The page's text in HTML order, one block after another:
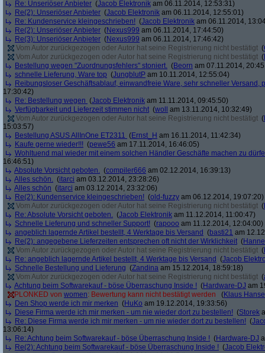
Re: Unseriöser Anbieter (Jacob Elektronik am 06.11.2014, 12:53:31)
Re(2): Unseriöser Anbieter (Jacob Elektronik am 06.11.2014, 12:55:01)
Re: Kundenservice kleingeschrieben! (Jacob Elektronik am 06.11.2014,
Re(2): Unseriöser Anbieter (Nexus999 am 06.11.2014, 17:44:50)
Re(3): Unseriöser Anbieter (Nexus999 am 06.11.2014, 17:46:42)
Vom Autor zurückgezogen oder Autor hat seine Registrierung nicht bestätigt (
Vom Autor zurückgezogen oder Autor hat seine Registrierung nicht bestätigt (
Bestellung wegen "Zuordnungsfehlers" stoniert. (Beorn am 07.11.2014,
schnelle Lieferung, Ware top (JungblutP am 10.11.2014, 12:55:04)
Reibungsloser Geschäftsablauf, einwandfreie Ware, sehr schneller Versand,
17:30:42)
Re: Bestellung wegen (Jacob Elektronik am 11.11.2014, 09:45:50)
Verfügbarkeit und Lieferzeit stimmen nicht (woll
am 13.11.2014, 10:32:49)
Vom Autor zurückgezogen oder Autor hat seine Registrierung nicht bestätigt (
15:03:57)
Bestellung ASUS AllInOne ET2311 (Ernst_H am 16.11.2014, 11:42:34)
Kaufe gerne wieder!!! (pewe56 am 17.11.2014, 16:46:05)
Wohltuend mal wieder mit einem solchen Händler Geschäfte machen zu
16:46:51)
Absolute Vorsicht geboten. (compiler666 am 02.12.2014, 16:39:13)
Alles schön. (itarci am 03.12.2014, 23:28:26)
Alles schön (itarci am 03.12.2014, 23:32:06)
Re(2): Kundenservice kleingeschrieben! (old-fuzzy am 06.12.2014, 19:07:20)
Vom Autor zurückgezogen oder Autor hat seine Registrierung nicht bestätigt (
Re: Absolute Vorsicht geboten. (Jacob Elektronik am 11.12.2014, 11:00:47)
Schnelle Lieferung und schneller Support! (rapooo am 11.12.2014, 12:04:00)
angeblich lagernde Artikel bestellt, 4 Werktage bis Versand (basti21 am
Re(2): angegebene Lieferzeiten entsprechen oft nicht der Wirklichkeit (
Vom Autor zurückgezogen oder Autor hat seine Registrierung nicht bestätigt (
Re: angeblich lagernde Artikel bestellt, 4 Werktage bis Versand (Jacob
Schnelle Bestellung und Lieferung (Zandina am 15.12.2014, 18:59:18)
Vom Autor zurückgezogen oder Autor hat seine Registrierung nicht bestätigt (
Achtung beim Softwarekauf - böse Überraschung Inside ! (Hardware-DJ am
PLONKED von women: Bewertung kann nicht bestätigt werden (Klaus
Den Shop werde ich mir merken (HuKo am 19.12.2014, 19:33:56)
Diese Firma werde ich mir merken - um nie wieder dort zu bestellen! (Storek
Re: Diese Firma werde ich mir merken - um nie wieder dort zu bestellen! (
13:06:14)
Re: Achtung beim Softwarekauf - böse Überraschung Inside ! (Hardware-DJ
Re(2): Achtung beim Softwarekauf - böse Überraschung Inside ! (Jacob